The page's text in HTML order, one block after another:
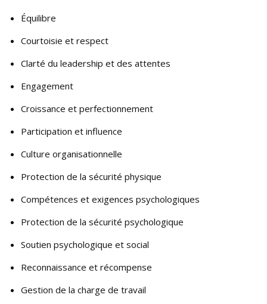
Équilibre
Courtoisie et respect
Clarté du leadership et des attentes
Engagement
Croissance et perfectionnement
Participation et influence
Culture organisationnelle
Protection de la sécurité physique
Compétences et exigences psychologiques
Protection de la sécurité psychologique
Soutien psychologique et social
Reconnaissance et récompense
Gestion de la charge de travail